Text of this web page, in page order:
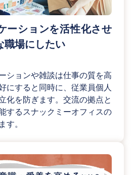
ーションを活性化させ
職場にしたい
ションや雑談は仕事の質を高
にすると同時に、従業員個人
化を防ぎます。交流の拠点と
するスナックミーオフィスの
。